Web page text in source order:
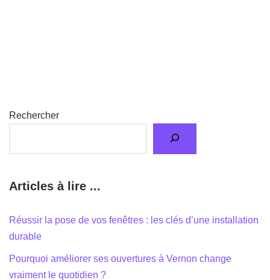
Rechercher
Articles à lire ...
Réussir la pose de vos fenêtres : les clés d’une installation
durable
Pourquoi améliorer ses ouvertures à Vernon change
vraiment le quotidien ?